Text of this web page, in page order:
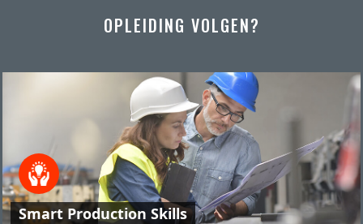
OPLEIDING VOLGEN?
Smart Production Skills